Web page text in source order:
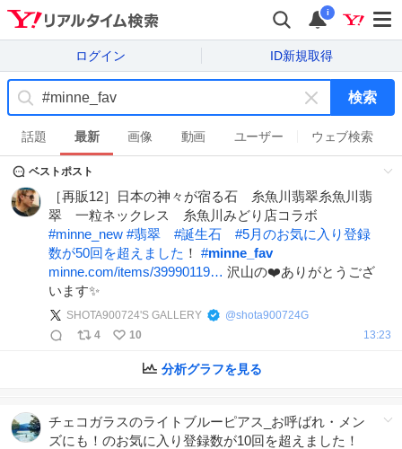
i
ログイン ID新規取得
キ
ー
ワ
ド
を
消
検索
話題 最新 画像 動画 ユーザー ウェブ検索
ベストポスト
［再販12］日本の神々が宿る石 糸魚川翡翠糸魚川翡
翠 一粒ネックレス 糸魚川みどり店コラボ
#minne_new #翡翠 #誕生石 #5月のお気に入り登録
数が50回を超えました ！ #minne_fav
minne.com/items/39990119… 沢山の❤️ありがとうござ
います✨
SHOTA900724'S GALLERY @shota900724G
4
10 13:23
分析グラフを見る
チェコガラスのライトブルーピアス_お呼ばれ・メン
ズにも！のお気に入り登録数が10回を超えました！